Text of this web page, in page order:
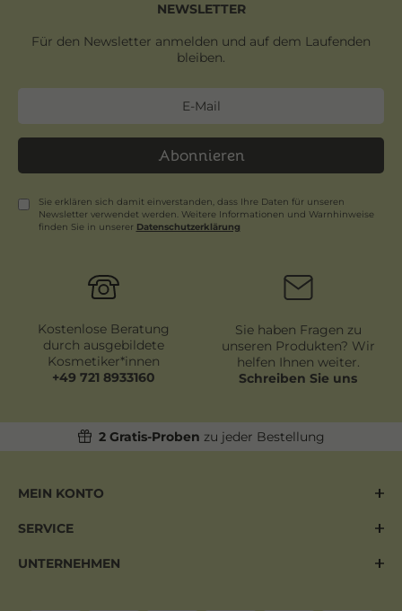
NEWSLETTER
Für den Newsletter anmelden und auf dem Laufenden
bleiben.
Abonnieren
Sie erklären sich damit einverstanden, dass Ihre Daten für unseren
Newsletter verwendet werden. Weitere Informationen und Warnhinweise
finden Sie in unserer Daten­schutz­erklärung
Kostenlose Beratung
durch ausgebildete
Kosmetiker*innen
+49 721 8933160
Sie haben Fragen zu
unseren Produkten? Wir
helfen Ihnen weiter.
Schreiben Sie uns
2 Gratis-Proben zu jeder Bestellung
MEIN KONTO
SERVICE
UNTERNEHMEN